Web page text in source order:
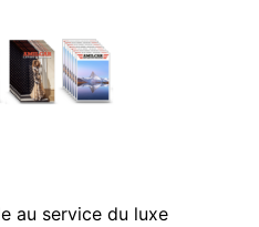
au service du luxe